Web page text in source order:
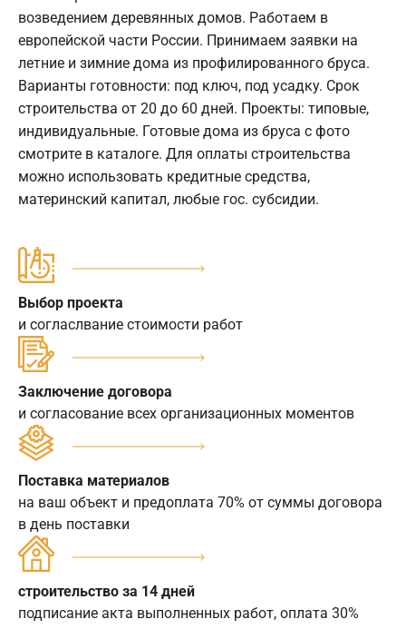
возведением деревянных домов. Работаем в
европейской части России. Принимаем заявки на
летние и зимние дома из профилированного бруса.
Варианты готовности: под ключ, под усадку. Срок
строительства от 20 до 60 дней. Проекты: типовые,
индивидуальные. Готовые дома из бруса с фото
смотрите в каталоге. Для оплаты строительства
можно использовать кредитные средства,
материнский капитал, любые гос. субсидии.
Выбор проекта
и согласлвание стоимости работ
Заключение договора
и согласование всех организационных моментов
Поставка материалов
на ваш объект и предоплата 70% от суммы договора
в день поставки
строительство за 14 дней
подписание акта выполненных работ, оплата 30%